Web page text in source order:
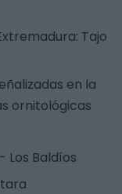
Tajo
en la
ornitológicas
Los Baldíos